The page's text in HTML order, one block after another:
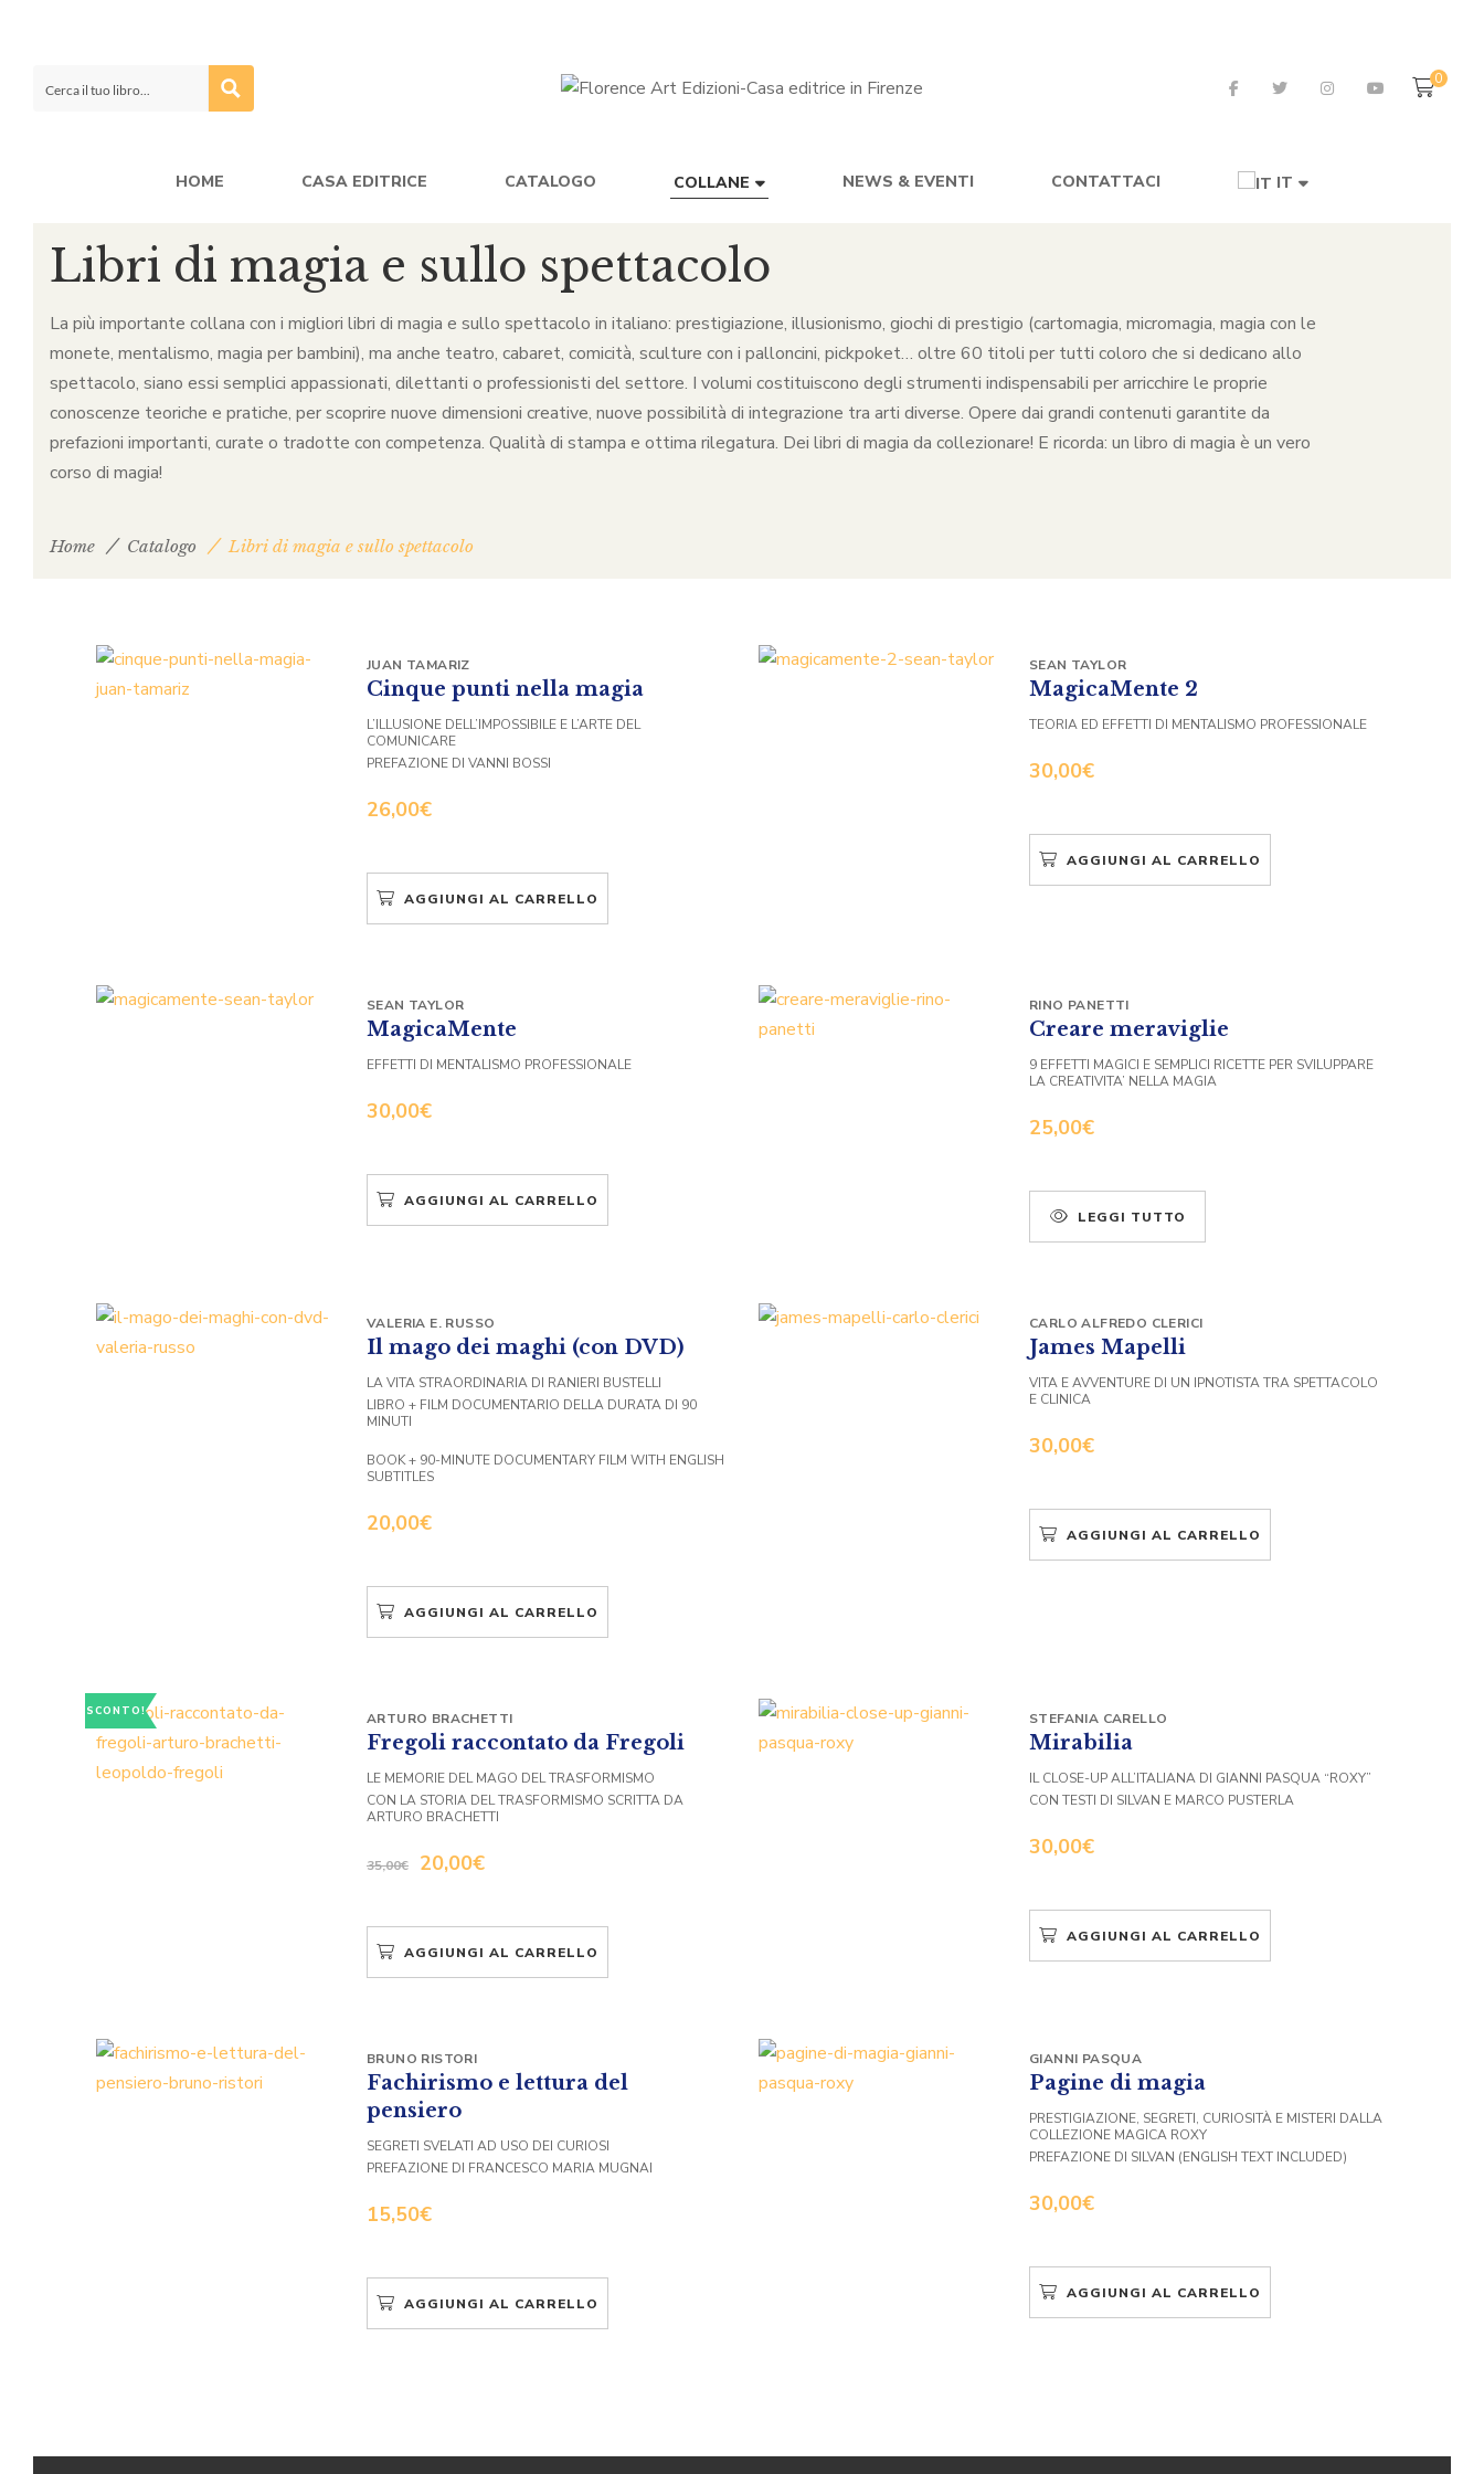
0
HOME CASA EDITRICE CATALOGO COLLANE NEWS & EVENTI CONTATTACI IT
Libri di magia e sullo spettacolo
La più importante collana con i migliori libri di magia e sullo spettacolo in italiano: prestigiazione, illusionismo, giochi di prestigio (cartomagia, micromagia, magia con le
monete, mentalismo, magia per bambini), ma anche teatro, cabaret, comicità, sculture con i palloncini, pickpoket… oltre 60 titoli per tutti coloro che si dedicano allo
spettacolo, siano essi semplici appassionati, dilettanti o professionisti del settore. I volumi costituiscono degli strumenti indispensabili per arricchire le proprie
conoscenze teoriche e pratiche, per scoprire nuove dimensioni creative, nuove possibilità di integrazione tra arti diverse. Opere dai grandi contenuti garantite da
prefazioni importanti, curate o tradotte con competenza. Qualità di stampa e ottima rilegatura. Dei libri di magia da collezionare! E ricorda: un libro di magia è un vero
corso di magia!
Home Catalogo Libri di magia e sullo spettacolo
Cinque punti nella magia
26,00€
JUAN TAMARIZ
L’ILLUSIONE DELL’IMPOSSIBILE E L’ARTE DEL
COMUNICARE
PREFAZIONE DI VANNI BOSSI
AGGIUNGI AL CARRELLO
MagicaMente 2
30,00€
SEAN TAYLOR
TEORIA ED EFFETTI DI MENTALISMO PROFESSIONALE
AGGIUNGI AL CARRELLO
MagicaMente
30,00€
SEAN TAYLOR
EFFETTI DI MENTALISMO PROFESSIONALE
AGGIUNGI AL CARRELLO
Creare meraviglie
25,00€
RINO PANETTI
9 EFFETTI MAGICI E SEMPLICI RICETTE PER SVILUPPARE
LA CREATIVITA’ NELLA MAGIA
LEGGI TUTTO
Il mago dei maghi (con DVD)
20,00€
VALERIA E. RUSSO
LA VITA STRAORDINARIA DI RANIERI BUSTELLI
LIBRO + FILM DOCUMENTARIO DELLA DURATA DI 90
MINUTI
BOOK + 90-MINUTE DOCUMENTARY FILM WITH ENGLISH
SUBTITLES
AGGIUNGI AL CARRELLO
James Mapelli
30,00€
CARLO ALFREDO CLERICI
VITA E AVVENTURE DI UN IPNOTISTA TRA SPETTACOLO
E CLINICA
AGGIUNGI AL CARRELLO
SCONTO!
Fregoli raccontato da Fregoli
35,00€ 20,00€
ARTURO BRACHETTI
LE MEMORIE DEL MAGO DEL TRASFORMISMO
CON LA STORIA DEL TRASFORMISMO SCRITTA DA
ARTURO BRACHETTI
AGGIUNGI AL CARRELLO
Mirabilia
30,00€
STEFANIA CARELLO
IL CLOSE-UP ALL’ITALIANA DI GIANNI PASQUA “ROXY”
CON TESTI DI SILVAN E MARCO PUSTERLA
AGGIUNGI AL CARRELLO
Fachirismo e lettura del
pensiero
15,50€
BRUNO RISTORI
SEGRETI SVELATI AD USO DEI CURIOSI
PREFAZIONE DI FRANCESCO MARIA MUGNAI
AGGIUNGI AL CARRELLO
Pagine di magia
30,00€
GIANNI PASQUA
PRESTIGIAZIONE, SEGRETI, CURIOSITÀ E MISTERI DALLA
COLLEZIONE MAGICA ROXY
PREFAZIONE DI SILVAN (ENGLISH TEXT INCLUDED)
AGGIUNGI AL CARRELLO